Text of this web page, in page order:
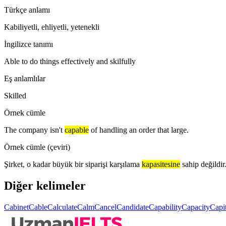
Türkçe anlamı
Kabiliyetli, ehliyetli, yetenekli
İngilizce tanımı
Able to do things effectively and skilfully
Eş anlamlılar
Skilled
Örnek cümle
The company isn't capable of handling an order that large.
Örnek cümle (çeviri)
Şirket, o kadar büyük bir siparişi karşılama kapasitesine sahip değildir.
Diğer kelimeler
CabinetCableCalculateCalmCancelCandidateCapabilityCapacity